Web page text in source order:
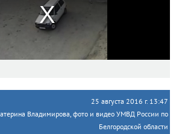
25 августа 2016 г. 13:47
Владимирова, фото и видео УМВД России по
Белгородской области